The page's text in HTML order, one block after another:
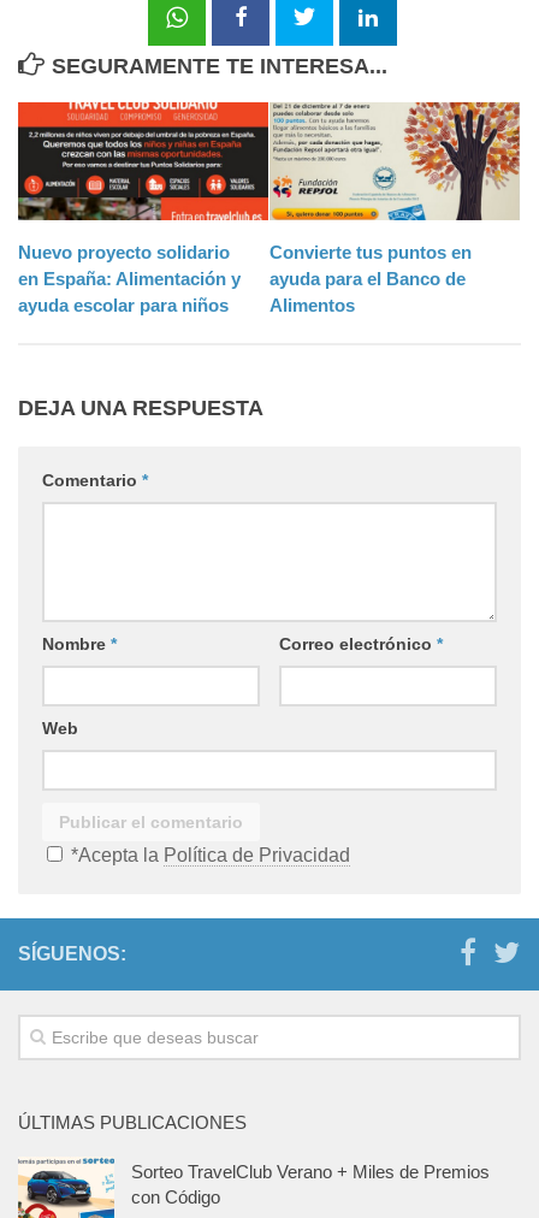
SEGURAMENTE TE INTERESA...
Nuevo proyecto solidario
en España: Alimentación y
ayuda escolar para niños
Convierte tus puntos en
ayuda para el Banco de
Alimentos
DEJA UNA RESPUESTA
Comentario *
Nombre * Correo electrónico *
Web
*Acepta la Política de Privacidad
SÍGUENOS:
ÚLTIMAS PUBLICACIONES
Sorteo TravelClub Verano + Miles de Premios
con Código